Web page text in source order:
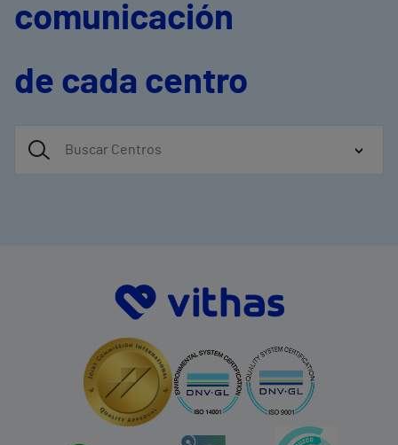
comunicación
de cada centro